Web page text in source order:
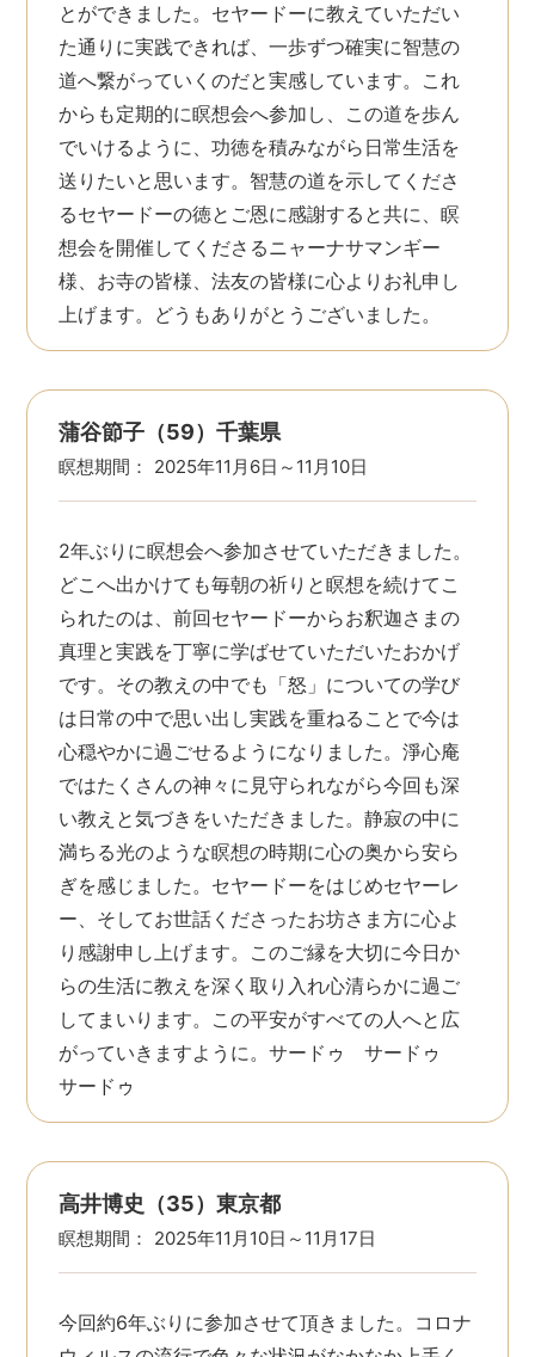
とができました。セヤードーに教えていただい
た通りに実践できれば、一歩ずつ確実に智慧の
道へ繋がっていくのだと実感しています。これ
からも定期的に瞑想会へ参加し、この道を歩ん
でいけるように、功徳を積みながら日常生活を
送りたいと思います。智慧の道を示してくださ
るセヤードーの徳とご恩に感謝すると共に、瞑
想会を開催してくださるニャーナサマンギー
様、お寺の皆様、法友の皆様に心よりお礼申し
上げます。どうもありがとうございました。
蒲谷節子（59）千葉県
瞑想期間： 2025年11月6日～11月10日
2年ぶりに瞑想会へ参加させていただきました。
どこへ出かけても毎朝の祈りと瞑想を続けてこ
られたのは、前回セヤードーからお釈迦さまの
真理と実践を丁寧に学ばせていただいたおかげ
です。その教えの中でも「怒」についての学び
は日常の中で思い出し実践を重ねることで今は
心穏やかに過ごせるようになりました。淨心庵
ではたくさんの神々に見守られながら今回も深
い教えと気づきをいただきました。静寂の中に
満ちる光のような瞑想の時期に心の奥から安ら
ぎを感じました。セヤードーをはじめセヤーレ
ー、そしてお世話くださったお坊さま方に心よ
り感謝申し上げます。このご縁を大切に今日か
らの生活に教えを深く取り入れ心清らかに過ご
してまいります。この平安がすべての人へと広
がっていきますように。サードゥ サードゥ
サードゥ
高井博史（35）東京都
瞑想期間： 2025年11月10日～11月17日
今回約6年ぶりに参加させて頂きました。コロナ